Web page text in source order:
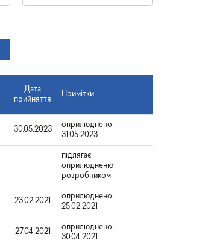
Дата
прийняття
Примітки
30.05.2023
оприлюднено:
31.05.2023
підлягає
оприлюдненю
розробником
23.02.2021
оприлюднено:
25.02.2021
27.04.2021
оприлюднено:
30.04.2021